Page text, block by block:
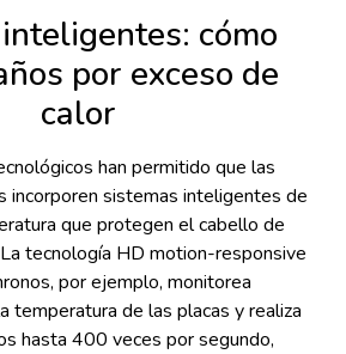
cómo
por exceso de
calor
han permitido que las
incorporen sistemas inteligentes de
que protegen el cabello de
tecnología HD motion-responsive
por ejemplo, monitorea
temperatura de las placas y realiza
hasta 400 veces por segundo,